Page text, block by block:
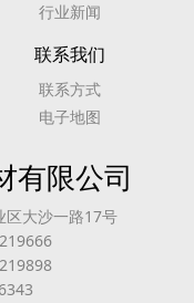
行业新闻
联系我们
联系方式
电子地图
有限公司
区大沙一路17号